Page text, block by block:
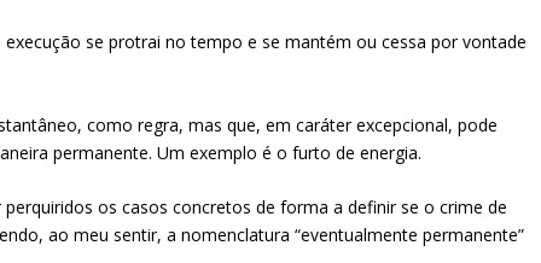
se protrai no tempo e se mantém ou cessa por vontade
como regra, mas que, em caráter excepcional, pode
permanente. Um exemplo é o furto de energia.
os casos concretos de forma a definir se o crime de
ao meu sentir, a nomenclatura “eventualmente permanente”